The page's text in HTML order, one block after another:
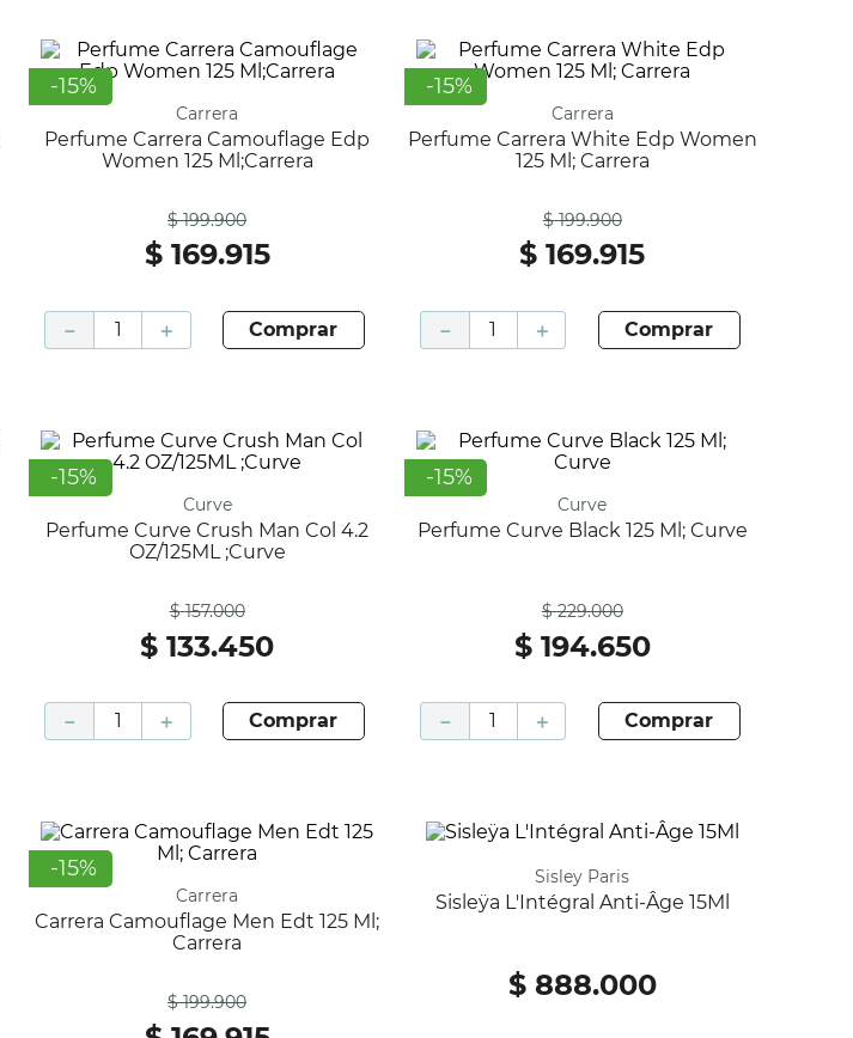
-15%
Carrera
Perfume Carrera Camouflage Edp
Women 125 Ml;Carrera
$ 199.900
$ 169.915
＋
－ comprar
-15%
Carrera
Perfume Carrera White Edp Women
125 Ml; Carrera
$ 199.900
$ 169.915
＋
－ comprar
-15%
Curve
Perfume Curve Crush Man Col 4.2
OZ/125ML ;Curve
$ 157.000
$ 133.450
＋
－ comprar
-15%
Curve
Perfume Curve Black 125 Ml; Curve
$ 229.000
$ 194.650
＋
－ comprar
-15%
Carrera
Carrera Camouflage Men Edt 125 Ml;
Carrera
$ 199.900
Sisley Paris
Sisleÿa L'Intégral Anti-Âge 15Ml
$ 888.000